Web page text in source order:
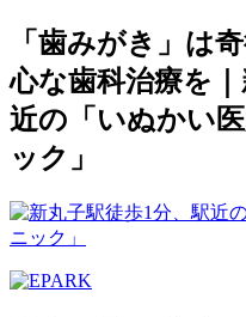
「歯みがき」は
心な歯科治療を
近の「いぬかい
ック」